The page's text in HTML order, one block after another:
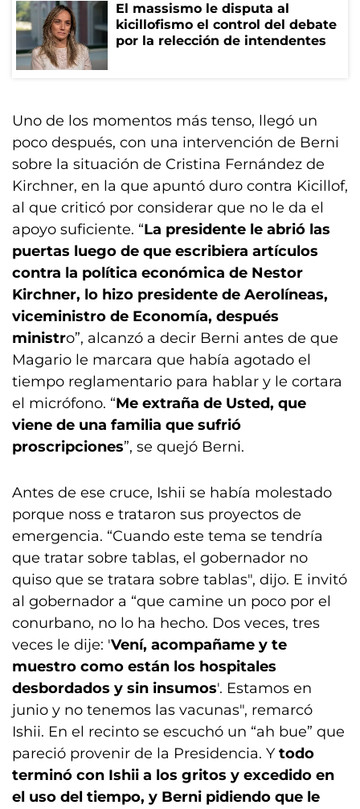
El massismo le disputa al
kicillofismo el control del debate
por la relección de intendentes
Uno de los momentos más tenso, llegó un
poco después, con una intervención de Berni
sobre la situación de Cristina Fernández de
Kirchner, en la que apuntó duro contra Kicillof,
al que criticó por considerar que no le da el
apoyo suficiente. “La presidente le abrió las
puertas luego de que escribiera artículos
contra la política económica de Nestor
Kirchner, lo hizo presidente de Aerolíneas,
viceministro de Economía, después
ministro”, alcanzó a decir Berni antes de que
Magario le marcara que había agotado el
tiempo reglamentario para hablar y le cortara
el micrófono. “Me extraña de Usted, que
viene de una familia que sufrió
proscripciones”, se quejó Berni.
Antes de ese cruce, Ishii se había molestado
porque noss e trataron sus proyectos de
emergencia. “Cuando este tema se tendría
que tratar sobre tablas, el gobernador no
quiso que se tratara sobre tablas", dijo. E invitó
al gobernador a “que camine un poco por el
conurbano, no lo ha hecho. Dos veces, tres
veces le dije: 'Vení, acompañame y te
muestro como están los hospitales
desbordados y sin insumos'. Estamos en
junio y no tenemos las vacunas", remarcó
Ishii. En el recinto se escuchó un “ah bue” que
pareció provenir de la Presidencia. Ytodo
terminó con Ishii a los gritos y excedido en
el uso del tiempo, y Berni pidiendo que le